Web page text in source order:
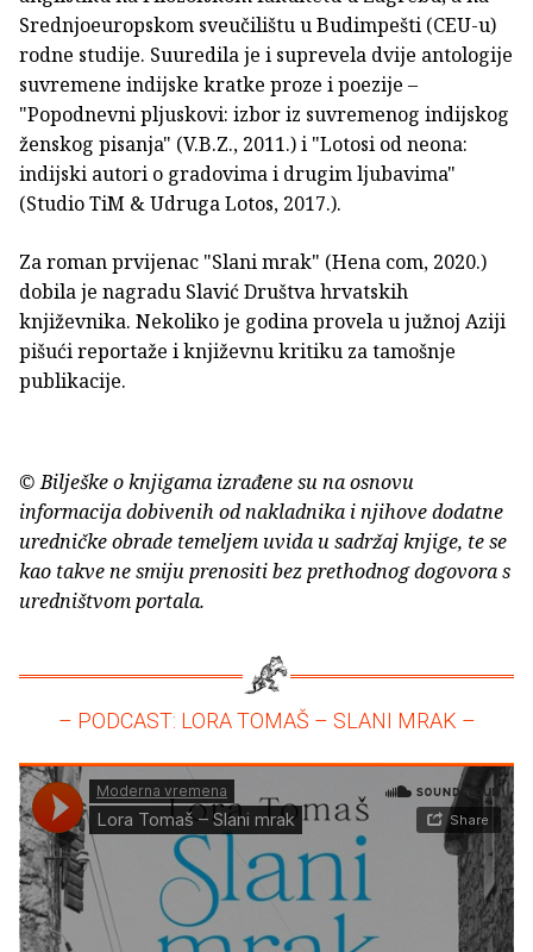
Srednjoeuropskom sveučilištu u Budimpešti (CEU-u)
rodne studije. Suuredila je i suprevela dvije antologije
suvremene indijske kratke proze i poezije –
"Popodnevni pljuskovi: izbor iz suvremenog indijskog
ženskog pisanja" (V.B.Z., 2011.) i "Lotosi od neona:
indijski autori o gradovima i drugim ljubavima"
(Studio TiM & Udruga Lotos, 2017.).
Za roman prvijenac "Slani mrak" (Hena com, 2020.)
dobila je nagradu Slavić Društva hrvatskih
književnika. Nekoliko je godina provela u južnoj Aziji
pišući reportaže i književnu kritiku za tamošnje
publikacije.
© Bilješke o knjigama izrađene su na osnovu
informacija dobivenih od nakladnika i njihove dodatne
uredničke obrade temeljem uvida u sadržaj knjige, te se
kao takve ne smiju prenositi bez prethodnog dogovora s
uredništvom portala.
– PODCAST: LORA TOMAŠ – SLANI MRAK –